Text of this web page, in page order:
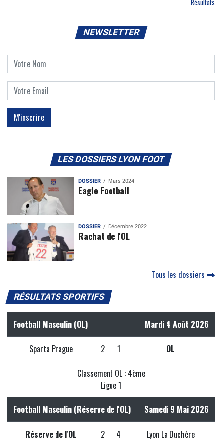
Résultats
NEWSLETTER
LES DOSSIERS LYON FOOT
DOSSIER Mars 2024
Eagle Football
DOSSIER Décembre 2022
Rachat de l'OL
Tous les dossiers
RÉSULTATS SPORTIFS
Football Masculin (OL) Mardi 4 Août 2026
Sparta Prague 2 1 OL
Classement OL : 4ème
Ligue 1
Football Masculin (Réserve de l'OL) Samedi 9 Mai 2026
Réserve de l'OL 2 4 Lyon La Duchère